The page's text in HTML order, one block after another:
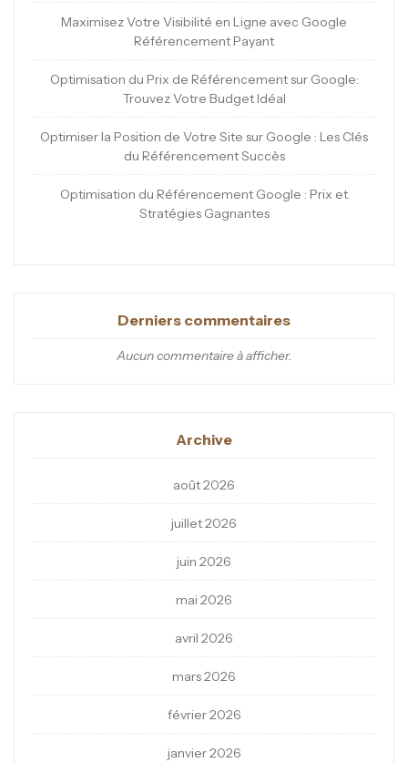
Maximisez Votre Visibilité en Ligne avec Google
Référencement Payant
Optimisation du Prix de Référencement sur Google:
Trouvez Votre Budget Idéal
Optimiser la Position de Votre Site sur Google : Les Clés
du Référencement Succès
Optimisation du Référencement Google : Prix et
Stratégies Gagnantes
Derniers commentaires
Aucun commentaire à afficher.
Archive
août 2026
juillet 2026
juin 2026
mai 2026
avril 2026
mars 2026
février 2026
janvier 2026